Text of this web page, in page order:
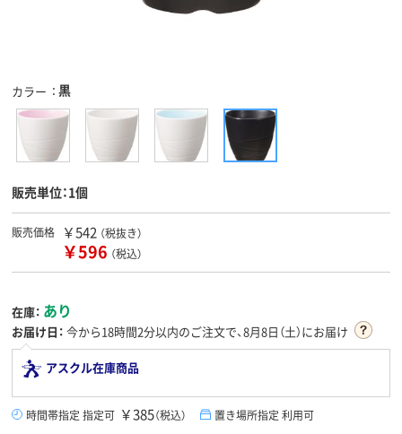
カラー 黒
販売単位：1個
販売価格 ￥542 （税抜き）
￥596 （税込）
在庫： あり
お届け日： 今から18時間2分以内のご注文で、8月8日（土）にお届け
アスクル在庫商品
時間帯指定 指定可 ￥385（税込） 置き場所指定 利用可